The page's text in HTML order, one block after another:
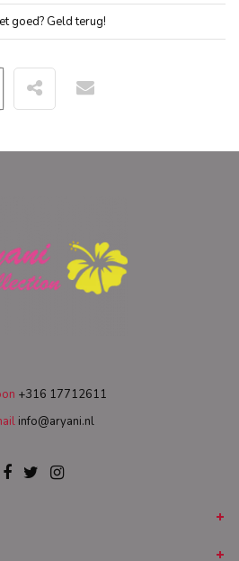
goed? Geld terug!
+316 17712611
info@aryani.nl